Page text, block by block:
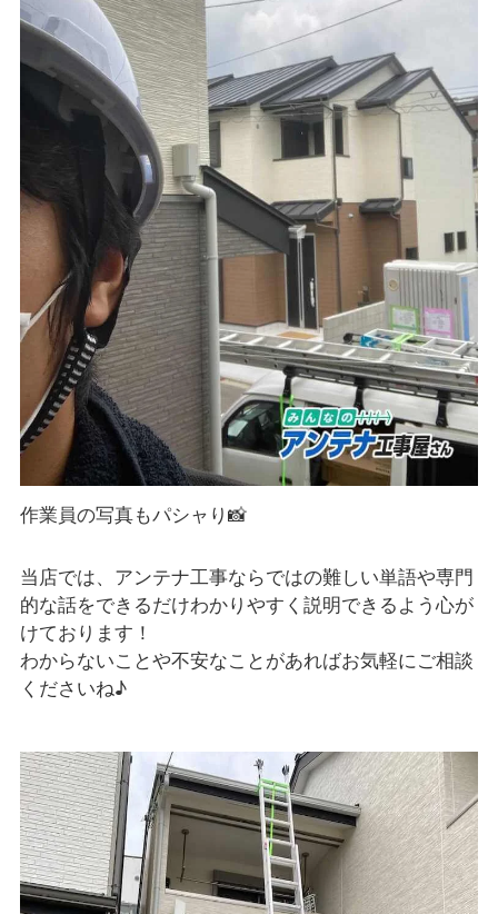
作業員の写真もパシャり📸
当店では、アンテナ工事ならではの難しい単語や専門
的な話をできるだけわかりやすく説明できるよう心が
けております！
わからないことや不安なことがあればお気軽にご相談
くださいね♪